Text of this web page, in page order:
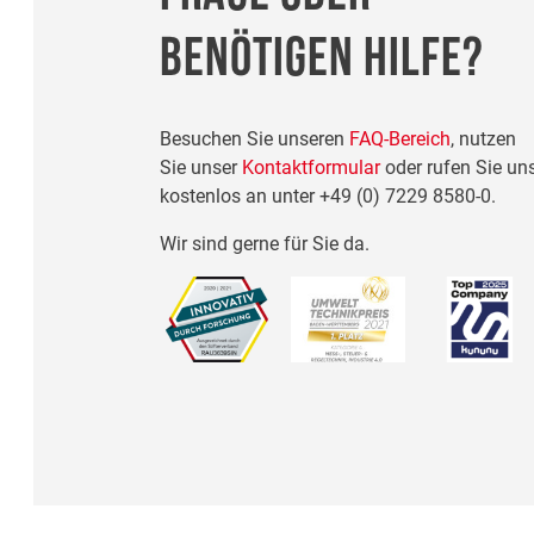
BENÖTIGEN HILFE?
Besuchen Sie unseren FAQ-Bereich, nutzen
Sie unserKontaktformularoder rufen Sie
kostenlos an unter+49 (0) 7229 8580-0.
Wir sind gerne für Sie da.